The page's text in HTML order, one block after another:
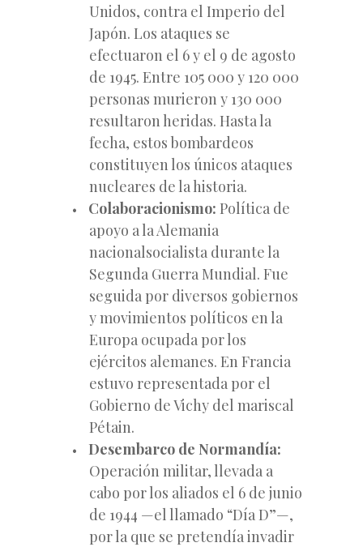
Unidos, contra el Imperio del
Japón. Los ataques se
efectuaron el 6 y el 9 de agosto
de 1945. Entre 105 000 y 120 000
personas murieron y 130 000
resultaron heridas. Hasta la
fecha, estos bombardeos
constituyen los únicos ataques
nucleares de la historia.
Colaboracionismo: Política de
apoyo a la Alemania
nacionalsocialista durante la
Segunda Guerra Mundial. Fue
seguida por diversos gobiernos
y movimientos políticos en la
Europa ocupada por los
ejércitos alemanes. En Francia
estuvo representada por el
Gobierno de Vichy del mariscal
Pétain.
Desembarco de Normandía:
Operación militar, llevada a
cabo por los aliados el 6 de junio
de 1944 —el llamado “Día D”—,
por la que se pretendía invadir